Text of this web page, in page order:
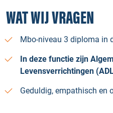
WAT WIJ VRAGEN
Mbo-niveau 3 diploma in
In deze functie zijn
Levensverrichtingen
Geduldig, empathisch en